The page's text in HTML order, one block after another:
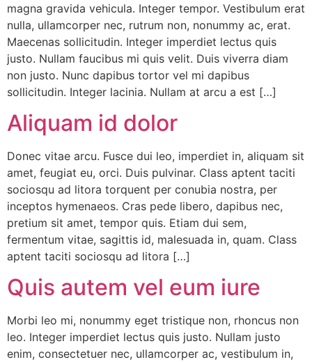
magna gravida vehicula. Integer tempor. Vestibulum erat
nulla, ullamcorper nec, rutrum non, nonummy ac, erat.
Maecenas sollicitudin. Integer imperdiet lectus quis
justo. Nullam faucibus mi quis velit. Duis viverra diam
non justo. Nunc dapibus tortor vel mi dapibus
sollicitudin. Integer lacinia. Nullam at arcu a est […]
Aliquam id dolor
Donec vitae arcu. Fusce dui leo, imperdiet in, aliquam sit
amet, feugiat eu, orci. Duis pulvinar. Class aptent taciti
sociosqu ad litora torquent per conubia nostra, per
inceptos hymenaeos. Cras pede libero, dapibus nec,
pretium sit amet, tempor quis. Etiam dui sem,
fermentum vitae, sagittis id, malesuada in, quam. Class
aptent taciti sociosqu ad litora […]
Quis autem vel eum iure
Morbi leo mi, nonummy eget tristique non, rhoncus non
leo. Integer imperdiet lectus quis justo. Nullam justo
enim, consectetuer nec, ullamcorper ac, vestibulum in,